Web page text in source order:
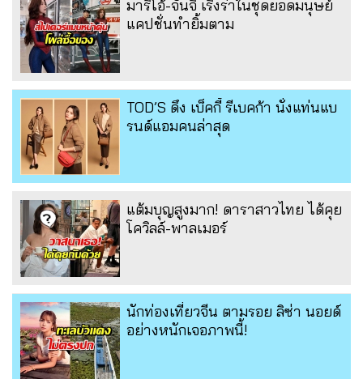
มาริโอ้-จันจิ เริงร่าในชุดยอดมนุษย์
แคปชั่นทำยิ้มตาม
TOD’S ดึง เบ็คกี้ รีเบคก้า นั่งแท่นแบ
รนด์แอมคนล่าสุด
แต้มบุญสูงมาก! ดาราสาวไทย ได้คุย
โควิลล์-พาลเมอร์
นักท่องเที่ยวจีน ตามรอย ลิซ่า นอยด์
อย่างหนักเจอภาพนี้!